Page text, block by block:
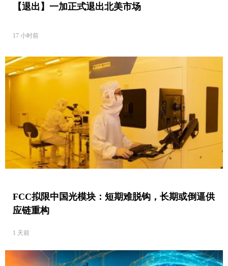
【退出】一加正式退出北美市场
17 小时前
FCC拟限中国光模块：短期难脱钩，长期或倒逼供
应链重构
1 天前